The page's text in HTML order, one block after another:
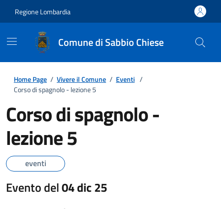
Regione Lombardia
Comune di Sabbio Chiese
Home Page / Vivere il Comune / Eventi /
Corso di spagnolo - lezione 5
Corso di spagnolo -
lezione 5
eventi
Evento del04 dic 25